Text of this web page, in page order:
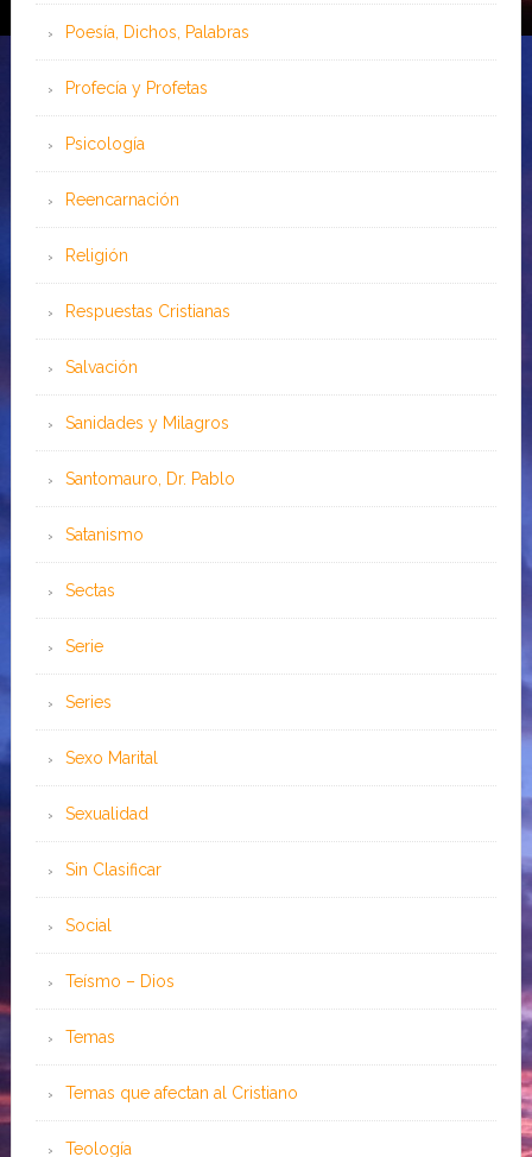
Poesía, Dichos, Palabras
Profecía y Profetas
Psicología
Reencarnación
Religión
Respuestas Cristianas
Salvación
Sanidades y Milagros
Santomauro, Dr. Pablo
Satanismo
Sectas
Serie
Series
Sexo Marital
Sexualidad
Sin Clasificar
Social
Teísmo – Dios
Temas
Temas que afectan al Cristiano
Teología